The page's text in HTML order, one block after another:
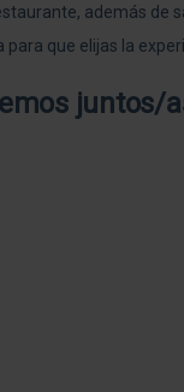
además de
que elijas la
juntos/